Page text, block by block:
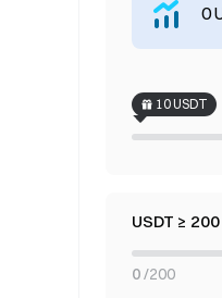
0
10USDT
USDT ≥
0/200